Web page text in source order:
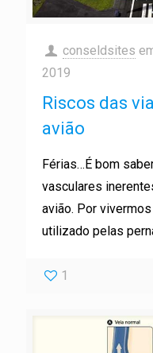
conseldsites
2019
Riscos das
avião
Férias…É bom
vasculares
avião. Por
utilizado pelas
1